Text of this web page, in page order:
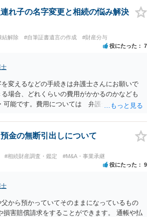
れ子の名字変更と相続の悩み解決
結解除 #自筆証書遺言の作成 #財産分与
役にたった 7
士
変えるなどの手続きは弁護士さんにお願いで
場合、どれくらいの費用がかかるのかなども
可能です。費用については 弁護士と直接面談
人した子のことまでごちゃごちゃ考えず、自分
のでしょうか ・・・お子さんの事をまで含め良
みになるのは当然と言えば当然のことです。 彼
思っているが、名字は変えたくない・・・養
も変更することになります。 しかし 彼は成人
分の子と私の連れ子、全て平等にしたいと希
きればと思います。 ・・・婚姻前の契約 あ
その意思を実現する方法はあります。 弁護
い。
金の無断引出しについて
#相続財産調査・鑑定 #M&A・事業承継
役にたった 9
士
から預かっていてそのままになっているもの
損害賠償請求をすることができます。 通帳や払